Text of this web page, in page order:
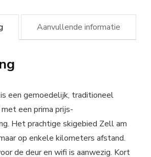
Aanvullende informatie
een gemoedelijk, traditioneel
een prima prijs-
Het prachtige skigebied Zell am
op enkele kilometers afstand.
de deur en wifi is aanwezig. Kort